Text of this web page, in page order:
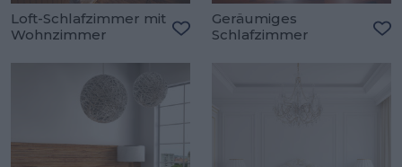
Loft-Schlafzimmer mit
Wohnzimmer
Geräumiges
Schlafzimmer